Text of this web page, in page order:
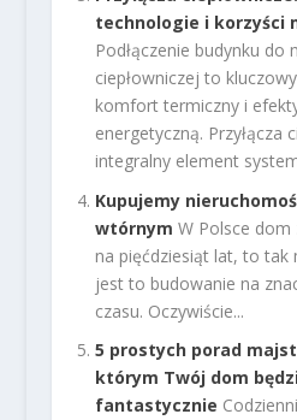
technologie i korzyści
Podłączenie budynku do
ciepłowniczej to
komfort termiczny i
energetyczną. Przyłącza
integralny element
Kupujemy
wtórnym W Polsce dom
na pięćdziesiąt lat, to tak
jest to budowanie na
czasu. Oczywiście...
5 prostych porad
którym Twój dom
fantastycznie